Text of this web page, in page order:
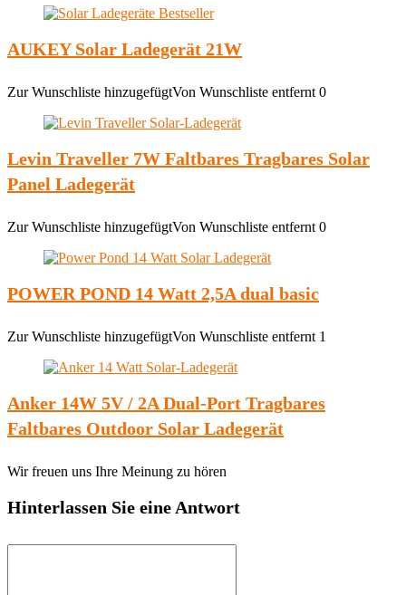
AUKEY Solar Ladegerät 21W
Zur Wunschliste hinzugefügtVon Wunschliste entfernt 0
Levin Traveller 7W Faltbares Tragbares Solar
Panel Ladegerät
Zur Wunschliste hinzugefügtVon Wunschliste entfernt 0
POWER POND 14 Watt 2,5A dual basic
Zur Wunschliste hinzugefügtVon Wunschliste entfernt 1
Anker 14W 5V / 2A Dual-Port Tragbares
Faltbares Outdoor Solar Ladegerät
Wir freuen uns Ihre Meinung zu hören
Hinterlassen Sie eine Antwort